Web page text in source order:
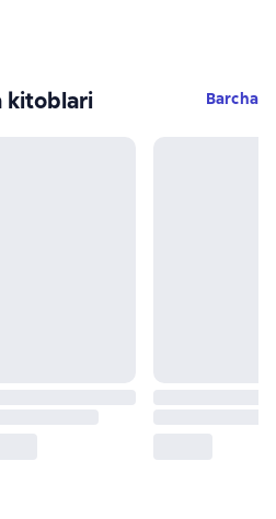
kitoblari Barcha